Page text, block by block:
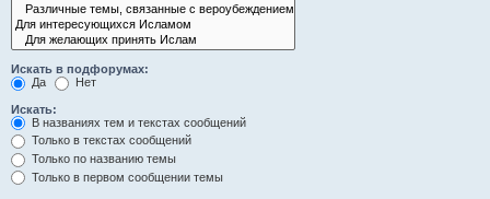
Искать в подфорумах:
Да
Нет
Искать:
В названиях тем и текстах сообщений
Только в текстах сообщений
Только по названию темы
Только в первом сообщении темы